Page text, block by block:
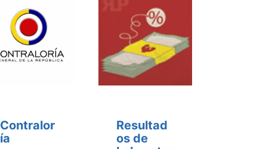
Contralor
ía
Resultad
os de